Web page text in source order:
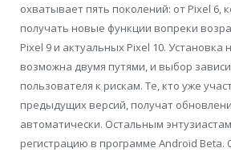
охватывает пять поколений: от Pixel 6,
получать новые функции вопреки
Pixel 9 и актуальных Pixel 10. Установка
возможна двумя путями, и выбор
пользователя к рискам. Те, кто уже
предыдущих версий, получат
автоматически. Остальным
регистрацию в программе Android Beta.